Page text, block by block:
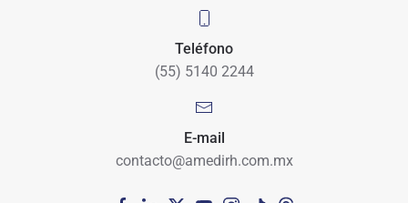
Teléfono
(55) 5140 2244
E-mail
contacto@amedirh.com.mx